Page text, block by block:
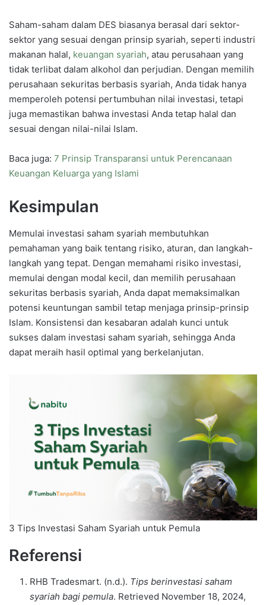
Saham-saham dalam DES biasanya berasal dari sektor-
sektor yang sesuai dengan prinsip syariah, seperti industri
makanan halal, keuangan syariah, atau perusahaan yang
tidak terlibat dalam alkohol dan perjudian. Dengan memilih
perusahaan sekuritas berbasis syariah, Anda tidak hanya
memperoleh potensi pertumbuhan nilai investasi, tetapi
juga memastikan bahwa investasi Anda tetap halal dan
sesuai dengan nilai-nilai Islam.
Baca juga: 7 Prinsip Transparansi untuk Perencanaan
Keuangan Keluarga yang Islami
Kesimpulan
Memulai investasi saham syariah membutuhkan
pemahaman yang baik tentang risiko, aturan, dan langkah-
langkah yang tepat. Dengan memahami risiko investasi,
memulai dengan modal kecil, dan memilih perusahaan
sekuritas berbasis syariah, Anda dapat memaksimalkan
potensi keuntungan sambil tetap menjaga prinsip-prinsip
Islam. Konsistensi dan kesabaran adalah kunci untuk
sukses dalam investasi saham syariah, sehingga Anda
dapat meraih hasil optimal yang berkelanjutan.
3 Tips Investasi Saham Syariah untuk Pemula
Referensi
RHB Tradesmart. (n.d.). Tips berinvestasi saham
syariah bagi pemula. Retrieved November 18, 2024,